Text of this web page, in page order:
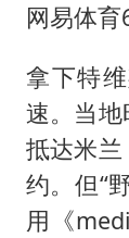
网易体育
拿下特
速。当
抵达米
约。但“
用《